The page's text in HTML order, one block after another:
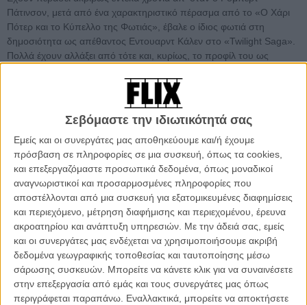
Σεβόμαστε την ιδιωτικότητά σας
Εμείς και οι συνεργάτες μας αποθηκεύουμε και/ή έχουμε
πρόσβαση σε πληροφορίες σε μια συσκευή, όπως τα cookies,
και επεξεργαζόμαστε προσωπικά δεδομένα, όπως μοναδικοί
αναγνωριστικοί και προσαρμοσμένες πληροφορίες που
αποστέλλονται από μια συσκευή για εξατομικευμένες διαφημίσεις
και περιεχόμενο, μέτρηση διαφήμισης και περιεχομένου, έρευνα
ακροατηρίου και ανάπτυξη υπηρεσιών. Με την άδειά σας, εμείς
και οι συνεργάτες μας ενδέχεται να χρησιμοποιήσουμε ακριβή
δεδομένα γεωγραφικής τοποθεσίας και ταυτοποίησης μέσω
σάρωσης συσκευών. Μπορείτε να κάνετε κλικ για να συναινέσετε
στην επεξεργασία από εμάς και τους συνεργάτες μας όπως
περιγράφεται παραπάνω. Εναλλακτικά, μπορείτε να αποκτήσετε
Πάτινσον, μετά από ένα χαρακτηριστικό πέρασμα από το «Ο Χάρι
Πότερ και το Κύπελλο της Φωτιάς», έβαλε ο ίδιος φωτιά στη
δημοσιότητα ως απέθαντος Εντουαρντ Κάλεν στο «Twilight Saga».
Πολλά έχουν αλλάξει από τότε και, κυρίως, το προφίλ του ως
«Good Time»: Ο Ρόμπερτ Πάτινσον στην κάμερα του Flix -